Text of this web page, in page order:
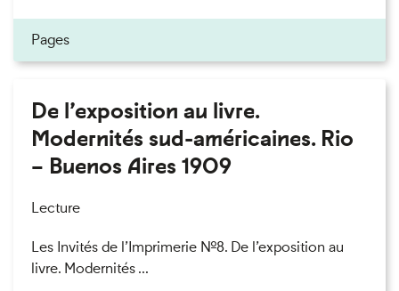
Pages
De l’exposition au livre.
Modernités sud-américaines. Rio
– Buenos Aires 1909
Lecture
Les Invités de l’Imprimerie n°8. De l’exposition au
livre. Modernités ...